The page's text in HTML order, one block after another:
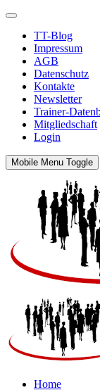
TT-Blog
Impressum
AGB
Datenschutz
Kontakte
Newsletter
Trainer-
Mitgliedschaft
Login
Mobile Menu Toggle
Home